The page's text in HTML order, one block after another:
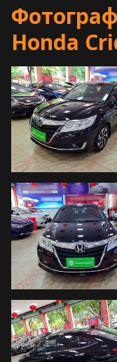
Honda